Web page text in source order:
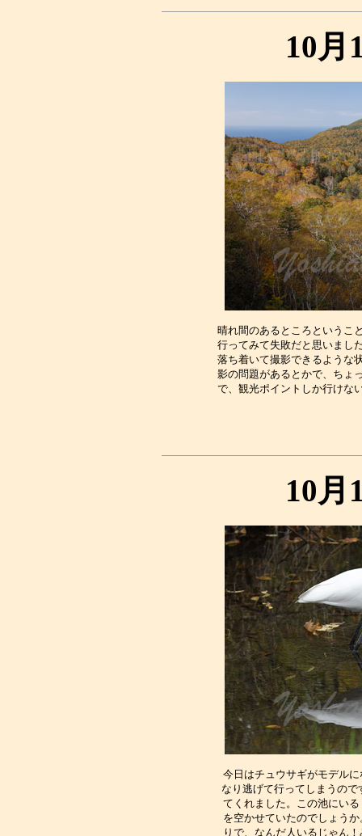
10月
晴れ間のあるところというこ
行ってみて失敗だと思いまし
落ち着いて撮影できるような
影の問題があるとかで、ちょ
10月
今日はチュウサギがモデル
なり逃げて行ってしまうの
てくれました。この池にい
を空かせていたのでしょう
りで、なんだ人いるじゃん